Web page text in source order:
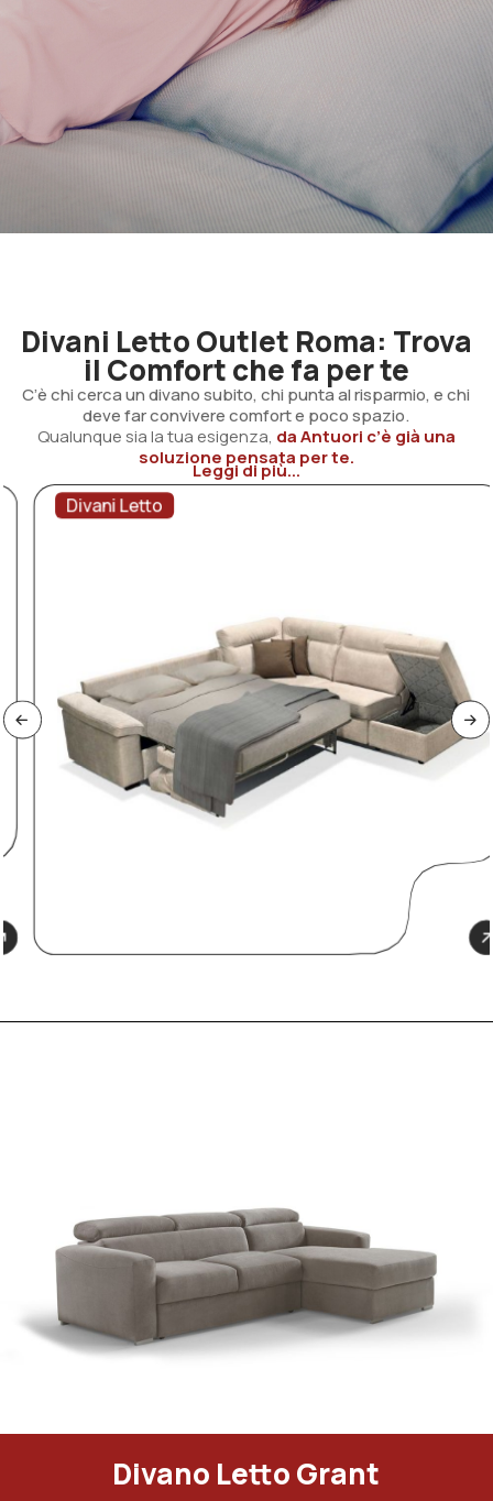
Divani Letto Outlet Roma: Trova
il Comfort che fa per te
C’è chi cerca un divano subito, chi punta al risparmio, e chi
deve far convivere comfort e poco spazio.
Qualunque sia la tua esigenza, da Antuori c’è già una
soluzione pensata per te.
Leggi di più...
Divani Letto
Divano Letto Grant